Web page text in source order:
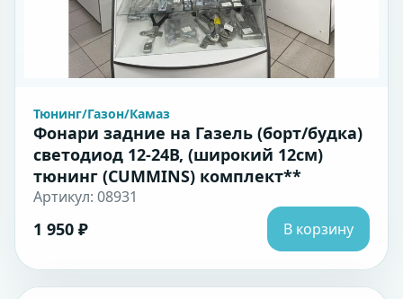
Тюнинг/Газон/Камаз
Фонари задние на Газель (борт/будка)
светодиод 12-24В, (широкий 12см)
тюнинг (CUMMINS) комплект**
Артикул: 08931
1 950 ₽ В корзину